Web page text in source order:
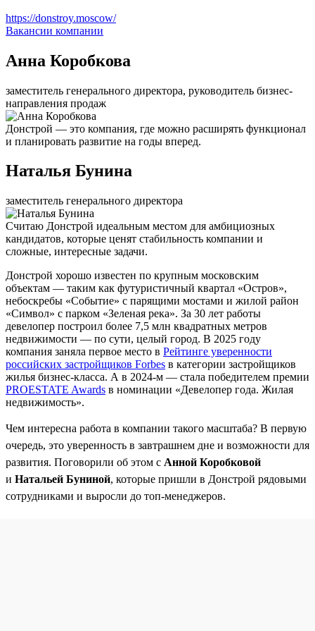
https://donstroy.moscow/
Вакансии компании
Анна Коробкова
заместитель генерального директора, руководитель бизнес-
направления продаж
Донстрой — это компания, где можно расширять функционал
и планировать развитие на годы вперед.
Наталья Бунина
заместитель генерального директора
Считаю Донстрой идеальным местом для амбициозных
кандидатов, которые ценят стабильность компании и
сложные, интересные задачи.
Донстрой хорошо известен по крупным московским
объектам — таким как футуристичный квартал «Остров»,
небоскребы «Событие» с парящими мостами и жилой район
«Символ» с парком «Зеленая река». За 30 лет работы
девелопер построил более 7,5 млн квадратных метров
недвижимости — по сути, целый город. В 2025 году
компания заняла первое место в Рейтинге уверенности
российских застройщиков Forbes в категории застройщиков
жилья бизнес-класса. А в 2024-м — стала победителем премии
PROESTATE Awards в номинации «Девелопер года. Жилая
недвижимость».
Чем интересна работа в компании такого масштаба? В первую
очередь, это уверенность в завтрашнем дне и возможности для
развития. Поговорили об этом с Анной Коробковой
и Натальей Буниной, которые пришли в Донстрой рядовыми
сотрудниками и выросли до топ-менеджеров.